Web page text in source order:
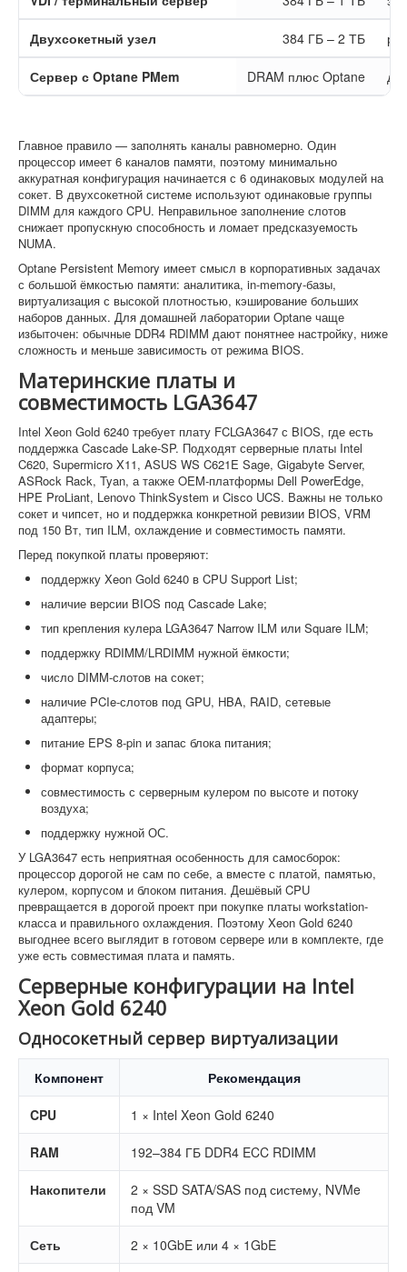
Двухсокетный узел 384 ГБ – 2 ТБ
Сервер с Optane PMem DRAM плюс Optane
Главное правило — заполнять каналы равномерно. Один
процессор имеет 6 каналов памяти, поэтому минимально
аккуратная конфигурация начинается с 6 одинаковых модулей на
сокет. В двухсокетной системе используют одинаковые группы
DIMM для каждого CPU. Неправильное заполнение слотов
снижает пропускную способность и ломает предсказуемость
NUMA.
Optane Persistent Memory имеет смысл в корпоративных задачах
с большой ёмкостью памяти: аналитика, in-memory-базы,
виртуализация с высокой плотностью, кэширование больших
наборов данных. Для домашней лаборатории Optane чаще
избыточен: обычные DDR4 RDIMM дают понятнее настройку, ниже
сложность и меньше зависимость от режима BIOS.
Материнские платы и
совместимость LGA3647
Intel Xeon Gold 6240 требует плату FCLGA3647 с BIOS, где есть
поддержка Cascade Lake-SP. Подходят серверные платы Intel
C620, Supermicro X11, ASUS WS C621E Sage, Gigabyte Server,
ASRock Rack, Tyan, а также OEM-платформы Dell PowerEdge,
HPE ProLiant, Lenovo ThinkSystem и Cisco UCS. Важны не только
сокет и чипсет, но и поддержка конкретной ревизии BIOS, VRM
под 150 Вт, тип ILM, охлаждение и совместимость памяти.
Перед покупкой платы проверяют:
поддержку Xeon Gold 6240 в CPU Support List;
наличие версии BIOS под Cascade Lake;
тип крепления кулера LGA3647 Narrow ILM или Square ILM;
поддержку RDIMM/LRDIMM нужной ёмкости;
число DIMM-слотов на сокет;
наличие PCIe-слотов под GPU, HBA, RAID, сетевые
адаптеры;
питание EPS 8-pin и запас блока питания;
формат корпуса;
совместимость с серверным кулером по высоте и потоку
воздуха;
поддержку нужной ОС.
У LGA3647 есть неприятная особенность для самосборок:
процессор дорогой не сам по себе, а вместе с платой, памятью,
кулером, корпусом и блоком питания. Дешёвый CPU
превращается в дорогой проект при покупке платы workstation-
класса и правильного охлаждения. Поэтому Xeon Gold 6240
выгоднее всего выглядит в готовом сервере или в комплекте, где
уже есть совместимая плата и память.
Серверные конфигурации на Intel
Xeon Gold 6240
Односокетный сервер виртуализации
Компонент Рекомендация
CPU 1 × Intel Xeon Gold 6240
RAM 192–384 ГБ DDR4 ECC RDIMM
Накопители
2 × SSD SATA/SAS под систему, NVMe
под VM
Сеть 2 × 10GbE или 4 × 1GbE